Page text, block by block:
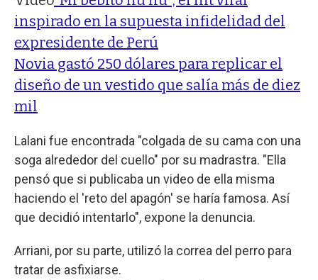
inspirado en la supuesta infidelidad del
expresidente de Perú
Novia gastó 250 dólares para replicar el
diseño de un vestido que salía más de diez
mil
Lalani fue encontrada "colgada de su cama con una
soga alrededor del cuello" por su madrastra. "Ella
pensó que si publicaba un video de ella misma
haciendo el 'reto del apagón' se haría famosa. Así
que decidió intentarlo", expone la denuncia.
Arriani, por su parte, utilizó la correa del perro para
tratar de asfixiarse.